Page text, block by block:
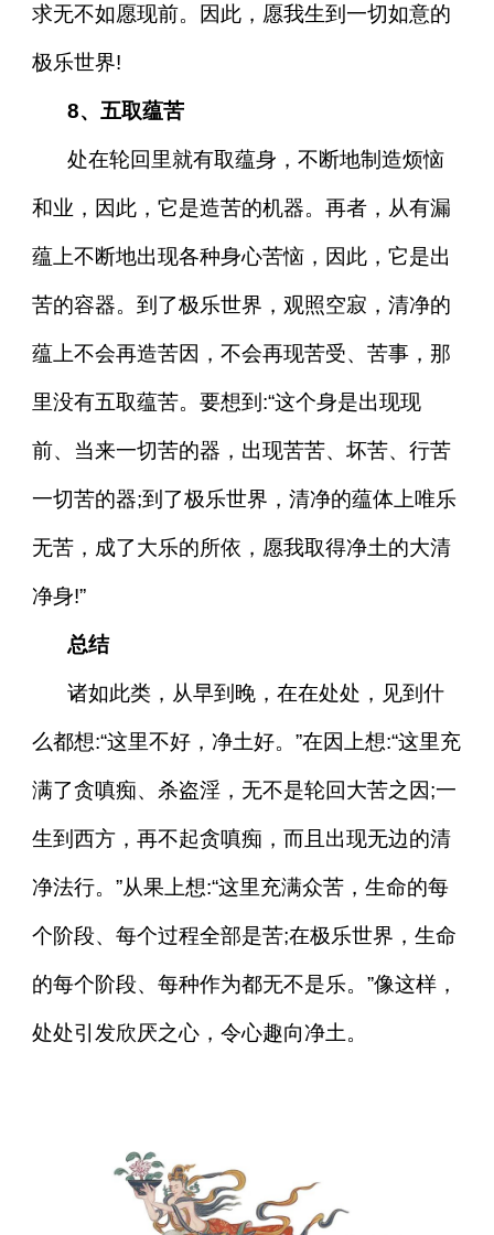
求无不如愿现前。因此，愿我生到一切如意的
极乐世界!
8、五取蕴苦
处在轮回里就有取蕴身，不断地制造烦恼
和业，因此，它是造苦的机器。再者，从有漏
蕴上不断地出现各种身心苦恼，因此，它是出
苦的容器。到了极乐世界，观照空寂，清净的
蕴上不会再造苦因，不会再现苦受、苦事，那
里没有五取蕴苦。要想到:“这个身是出现现
前、当来一切苦的器，出现苦苦、坏苦、行苦
一切苦的器;到了极乐世界，清净的蕴体上唯乐
无苦，成了大乐的所依，愿我取得净土的大清
净身!”
总结
诸如此类，从早到晚，在在处处，见到什
么都想:“这里不好，净土好。”在因上想:“这里充
满了贪嗔痴、杀盗淫，无不是轮回大苦之因;一
生到西方，再不起贪嗔痴，而且出现无边的清
净法行。”从果上想:“这里充满众苦，生命的每
个阶段、每个过程全部是苦;在极乐世界，生命
的每个阶段、每种作为都无不是乐。”像这样，
处处引发欣厌之心，令心趣向净土。